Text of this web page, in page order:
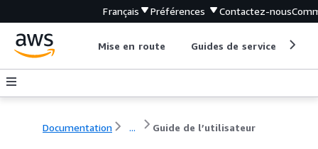
Français Préférences Contactez-nous
Mise en route Guides de service
Documentation ... Guide de l’utilisateur